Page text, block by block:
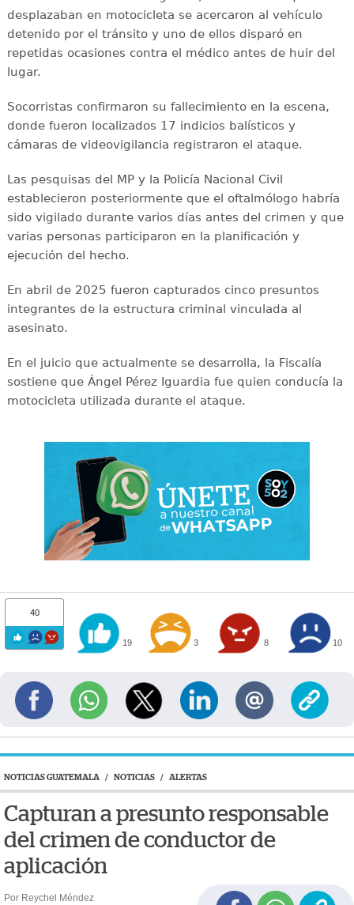
desplazaban en motocicleta se acercaron al vehículo
detenido por el tránsito y uno de ellos disparó en
repetidas ocasiones contra el médico antes de huir del
lugar.
Socorristas confirmaron su fallecimiento en la escena,
donde fueron localizados 17 indicios balísticos y
cámaras de videovigilancia registraron el ataque.
Las pesquisas del MP y la Policía Nacional Civil
establecieron posteriormente que el oftalmólogo habría
sido vigilado durante varios días antes del crimen y que
varias personas participaron en la planificación y
ejecución del hecho.
En abril de 2025 fueron capturados cinco presuntos
integrantes de la estructura criminal vinculada al
asesinato.
En el juicio que actualmente se desarrolla, la Fiscalía
sostiene que Ángel Pérez Iguardia fue quien conducía la
motocicleta utilizada durante el ataque.
40
19 3 8 10
NOTICIAS GUATEMALA / NOTICIAS / ALERTAS
Capturan a presunto responsable
del crimen de conductor de
aplicación
Por Reychel Méndez